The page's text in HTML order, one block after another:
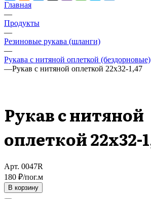
Главная
—
Продукты
—
Резиновые рукава (шланги)
—
Рукава с нитяной оплеткой (бездорновые)
—Рукав с нитяной оплеткой 22х32-1,47
Рукав с нитяной
оплеткой 22х32-
Арт. 0047R
180 ₽/пог.м
В корзину